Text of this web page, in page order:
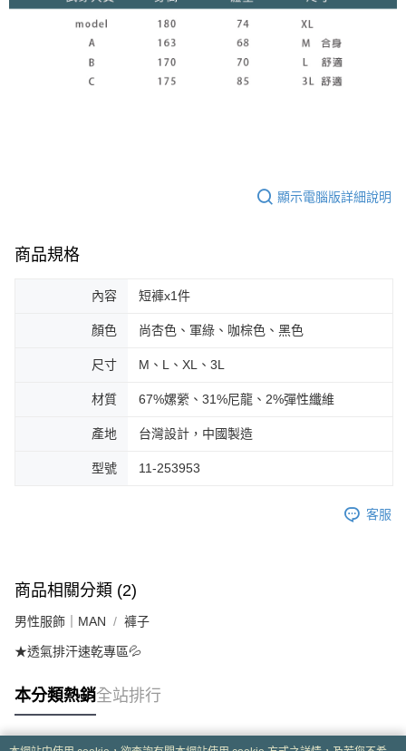
顯示電腦版詳細說明
商品規格
內容 短褲x1件
顏色 尚杏色、軍綠、咖棕色、黑色
尺寸 M、L、XL、3L
材質 67%嫘縈、31%尼龍、2%彈性纖維
產地 台灣設計，中國製造
型號 11-253953
客服
商品相關分類 (2)
男性服飾｜MAN 褲子
★透氣排汗速乾專區💦
本分類熱銷全站排行